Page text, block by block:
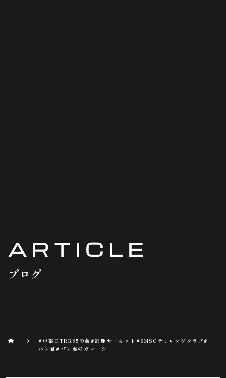
ARTICLE
ブログ
#中部GTRR35の会#鈴鹿サーキット#SMSCチャレンジクラブ#
パン君#パン君のガレージ